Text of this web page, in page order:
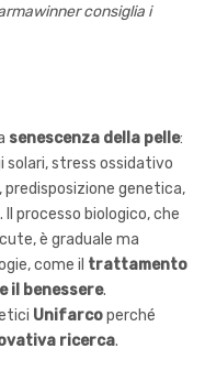
consiglia i
senescenza della pelle:
solari, stress ossidativo
predisposizione genetica,
processo biologico, che
è graduale ma
come il trattamento
il benessere.
Unifarcoperché
ricerca.